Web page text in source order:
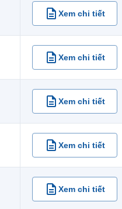
Xem chi tiết
Xem chi tiết
Xem chi tiết
Xem chi tiết
Xem chi tiết